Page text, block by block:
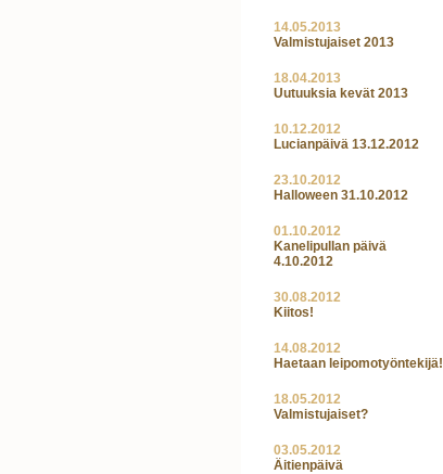
14.05.2013
Valmistujaiset 2013
18.04.2013
Uutuuksia kevät 2013
10.12.2012
Lucianpäivä 13.12.2012
23.10.2012
Halloween 31.10.2012
01.10.2012
Kanelipullan päivä
4.10.2012
30.08.2012
Kiitos!
14.08.2012
Haetaan leipomotyöntekijä!
18.05.2012
Valmistujaiset?
03.05.2012
Äitienpäivä